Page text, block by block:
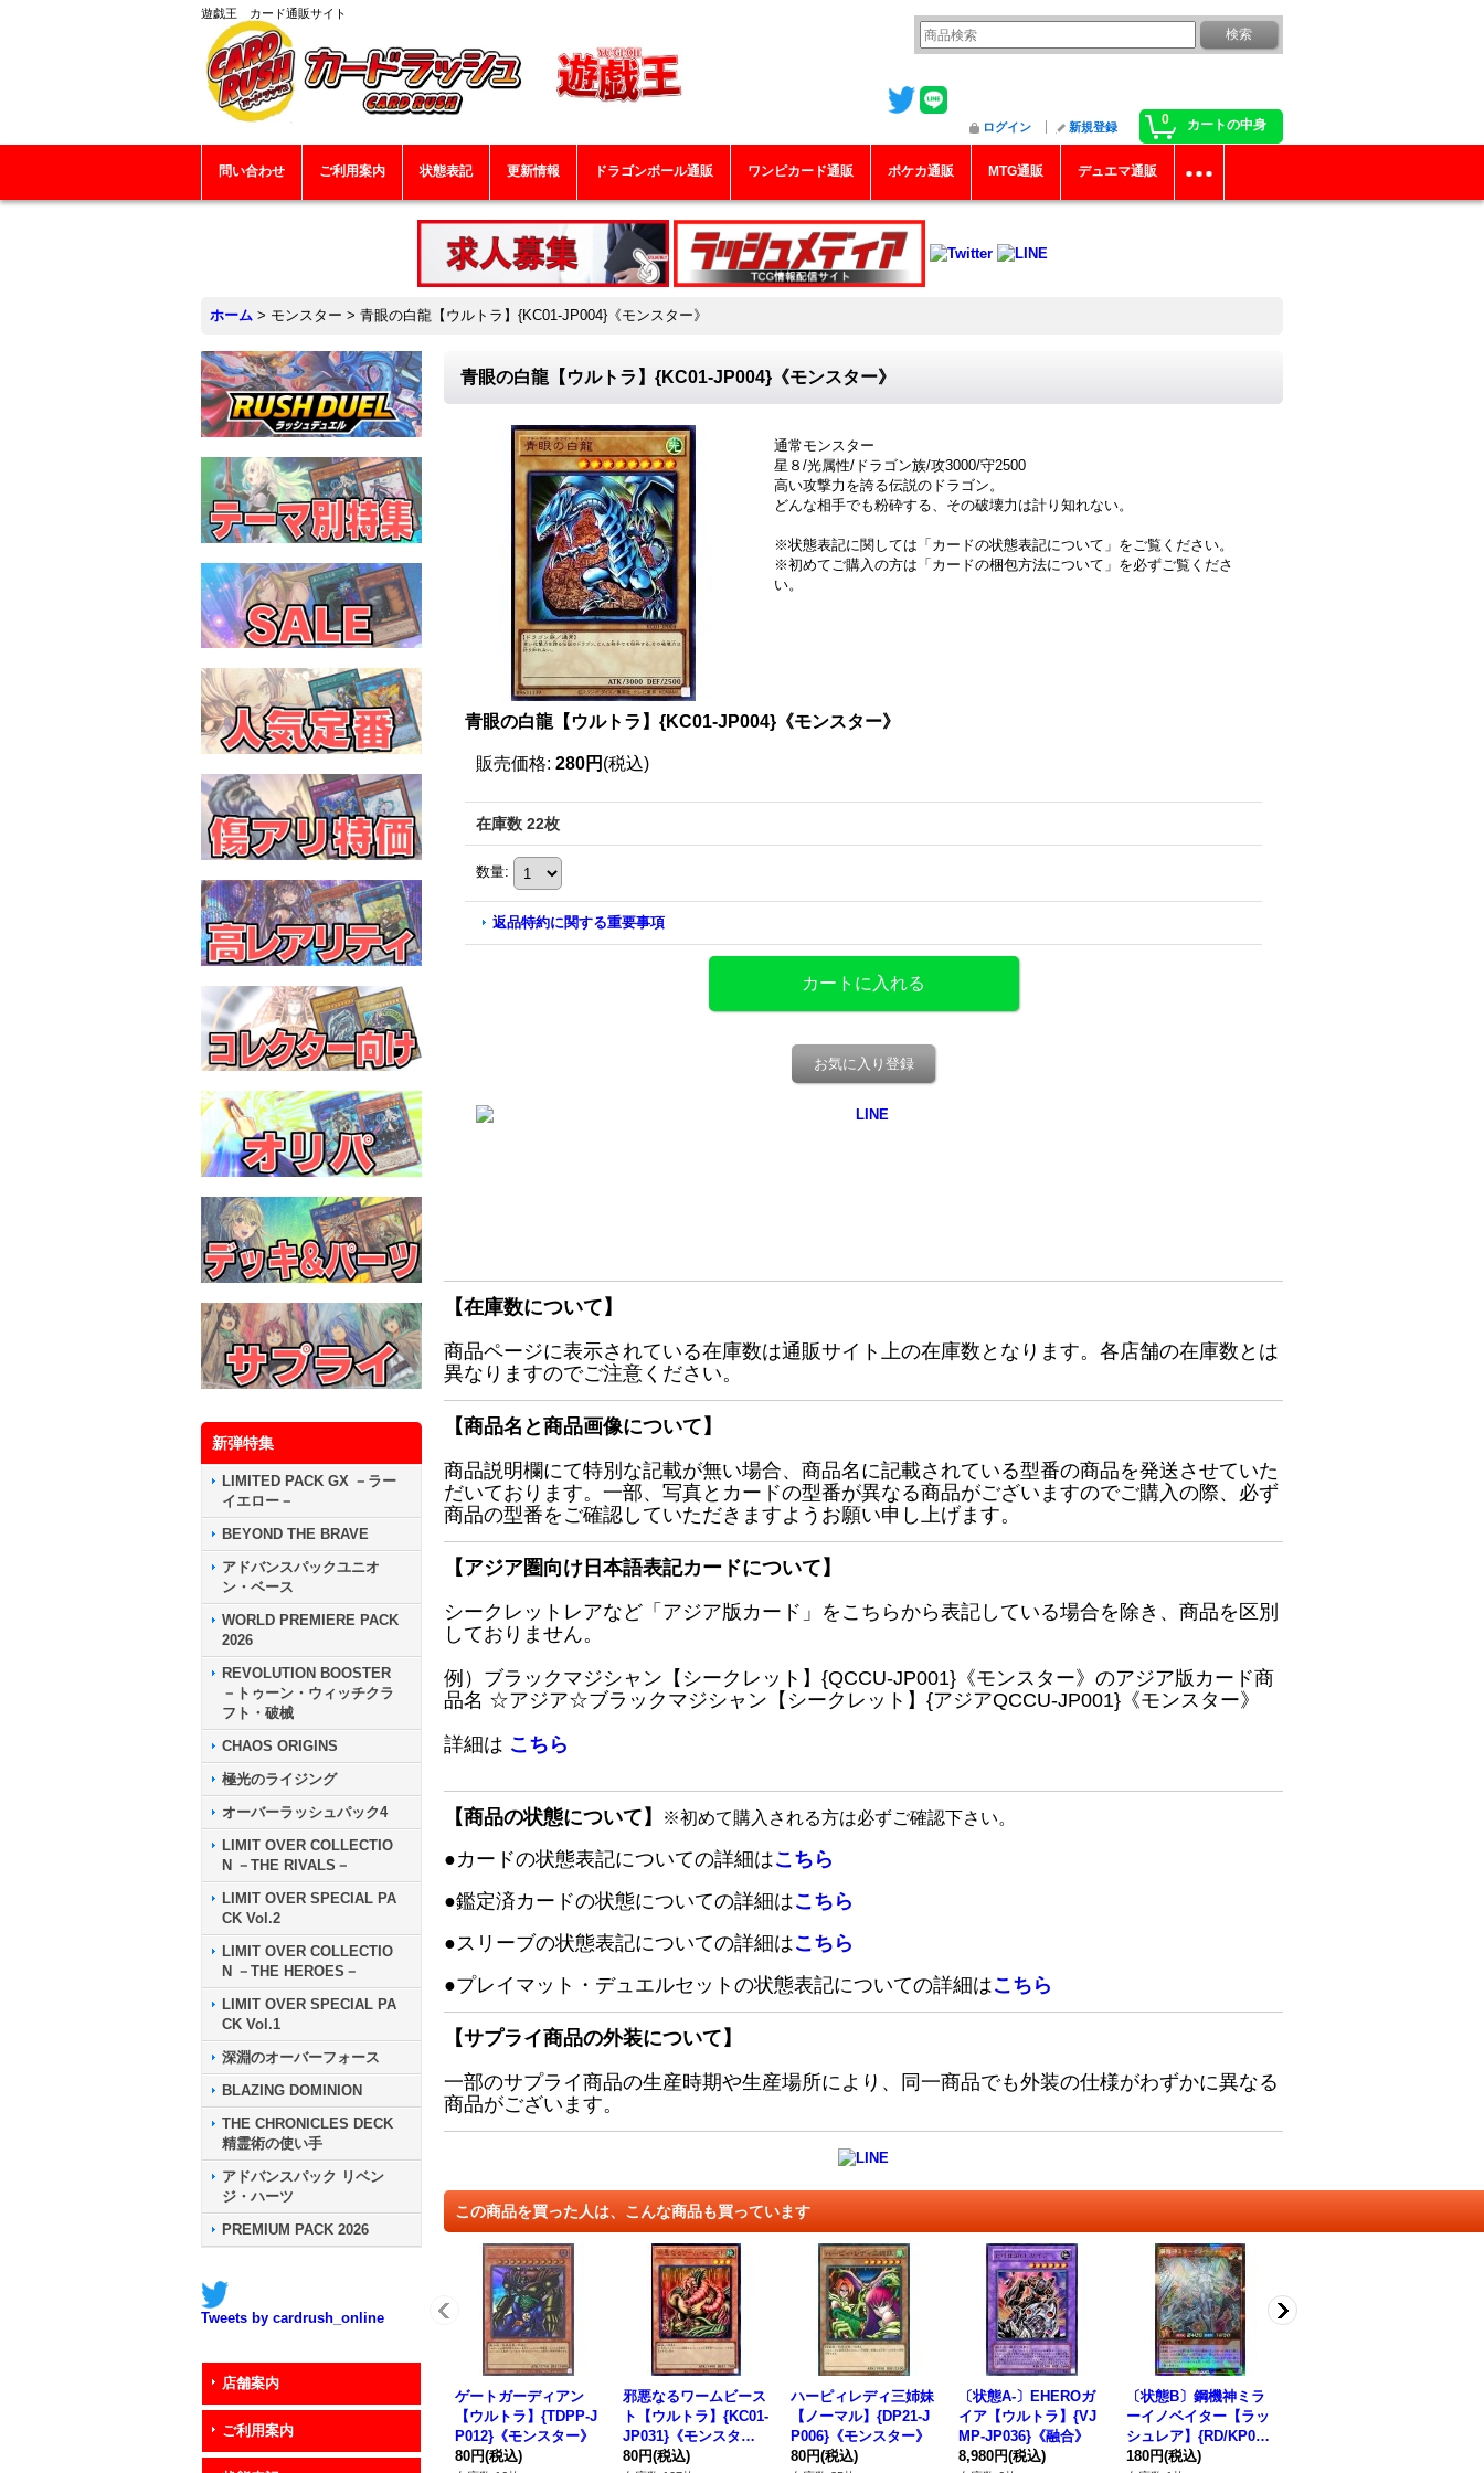
遊戯王 カード通販サイト
0 カートの中身
ログイン 新規登録
問い合わせ ご利用案内 状態表記 更新情報 ドラゴンボール通販 ワンピカード通販 ポケカ通販 MTG通販 デュエマ通販
ホーム > モンスター > 青眼の白龍【ウルトラ】{KC01-JP004}《モンスター》
新弾特集
LIMITED PACK GX －ラー
イエロー－
BEYOND THE BRAVE
アドバンスパックユニオ
ン・ベース
WORLD PREMIERE PACK
2026
REVOLUTION BOOSTER
－トゥーン・ウィッチクラ
フト・破械
CHAOS ORIGINS
極光のライジング
オーバーラッシュパック4
LIMIT OVER COLLECTIO
N －THE RIVALS－
LIMIT OVER SPECIAL PA
CK Vol.2
LIMIT OVER COLLECTIO
N －THE HEROES－
LIMIT OVER SPECIAL PA
CK Vol.1
深淵のオーバーフォース
BLAZING DOMINION
THE CHRONICLES DECK
精霊術の使い手
アドバンスパック リベン
ジ・ハーツ
PREMIUM PACK 2026
Tweets by cardrush_online
店舗案内
ご利用案内
青眼の白龍【ウルトラ】{KC01-JP004}《モンスター》
通常モンスター
星８/光属性/ドラゴン族/攻3000/守2500
高い攻撃力を誇る伝説のドラゴン。
どんな相手でも粉砕する、その破壊力は計り知れない。
※状態表記に関しては「 カードの状態表記について」をご覧ください。
※初めてご購入の方は「 カードの梱包方法について」を必ずご覧くださ
い。
青眼の白龍【ウルトラ】{KC01-JP004}《モンスター》
販売価格: 280円 (税込)
在庫数 22枚
数量:
返品特約に関する重要事項
お気に入り登録
【在庫数について】
商品ページに表示されている在庫数は通販サイト上の在庫数となります。各店舗の在庫数とは
異なりますのでご注意ください。
【商品名と商品画像について】
商品説明欄にて特別な記載が無い場合、商品名に記載されている型番の商品を発送させていた
だいております。一部、写真とカードの型番が異なる商品がございますのでご購入の際、必ず
商品の型番をご確認していただきますようお願い申し上げます。
【アジア圏向け日本語表記カードについて】
シークレットレアなど「アジア版カード」をこちらから表記している場合を除き、商品を区別
しておりません。
例）ブラックマジシャン【シークレット】{QCCU-JP001}《モンスター》のアジア版カード商
品名 ☆アジア☆ブラックマジシャン【シークレット】{アジアQCCU-JP001}《モンスター》
詳細は こちら
【商品の状態について】 ※初めて購入される方は必ずご確認下さい。
●カードの状態表記についての詳細はこちら
●鑑定済カードの状態についての詳細はこちら
●スリーブの状態表記についての詳細はこちら
●プレイマット・デュエルセットの状態表記についての詳細はこちら
【サプライ商品の外装について】
一部のサプライ商品の生産時期や生産場所により、同一商品でも外装の仕様がわずかに異なる
商品がございます。
この商品を買った人は、こんな商品も買っています
ゲートガーディアン
【ウルトラ】{TDPP-J
P012}《モンスター》
80円(税込)
邪悪なるワームビース
ト【ウルトラ】{KC01-
JP031}《モンスタ
ー》
80円(税込)
ハーピィレディ三姉妹
【ノーマル】{DP21-J
P006}《モンスター》
80円(税込)
〔状態A-〕EHEROガ
イア【ウルトラ】{VJ
MP-JP036}《融合》
8,980円(税込)
〔状態B〕鋼機神ミラ
ーイノベイター【ラッ
シュレア】{RD/KP04-
JP015}《RDモンスタ
180円(税込)